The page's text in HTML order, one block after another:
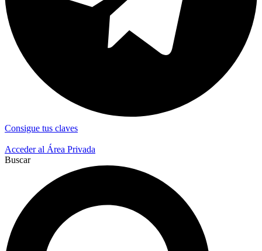
Consigue tus claves
Acceder al Área Privada
Buscar